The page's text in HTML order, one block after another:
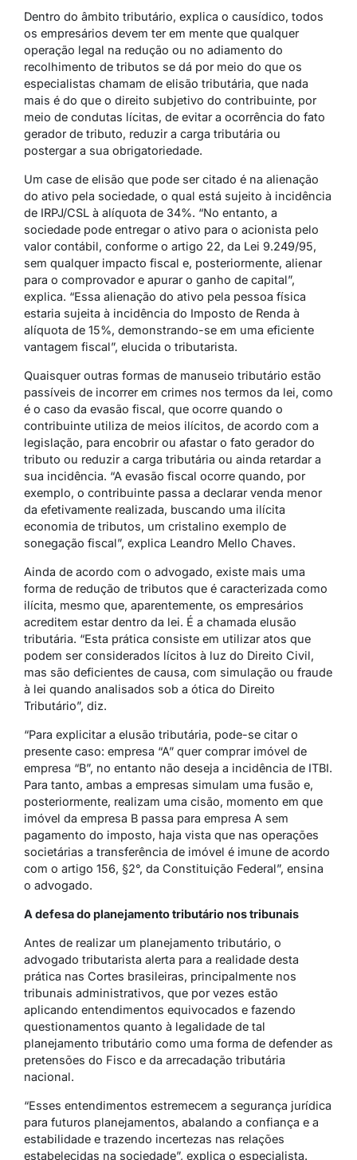
Dentro do âmbito tributário, explica o causídico, todos
os empresários devem ter em mente que qualquer
operação legal na redução ou no adiamento do
recolhimento de tributos se dá por meio do que os
especialistas chamam de elisão tributária, que nada
mais é do que o direito subjetivo do contribuinte, por
meio de condutas lícitas, de evitar a ocorrência do fato
gerador de tributo, reduzir a carga tributária ou
postergar a sua obrigatoriedade.
Um case de elisão que pode ser citado é na alienação
do ativo pela sociedade, o qual está sujeito à incidência
de IRPJ/CSL à alíquota de 34%. “No entanto, a
sociedade pode entregar o ativo para o acionista pelo
valor contábil, conforme o artigo 22, da Lei 9.249/95,
sem qualquer impacto fiscal e, posteriormente, alienar
para o comprovador e apurar o ganho de capital”,
explica. “Essa alienação do ativo pela pessoa física
estaria sujeita à incidência do Imposto de Renda à
alíquota de 15%, demonstrando-se em uma eficiente
vantagem fiscal”, elucida o tributarista.
Quaisquer outras formas de manuseio tributário estão
passíveis de incorrer em crimes nos termos da lei, como
é o caso da evasão fiscal, que ocorre quando o
contribuinte utiliza de meios ilícitos, de acordo com a
legislação, para encobrir ou afastar o fato gerador do
tributo ou reduzir a carga tributária ou ainda retardar a
sua incidência. “A evasão fiscal ocorre quando, por
exemplo, o contribuinte passa a declarar venda menor
da efetivamente realizada, buscando uma ilícita
economia de tributos, um cristalino exemplo de
sonegação fiscal”, explica Leandro Mello Chaves.
Ainda de acordo com o advogado, existe mais uma
forma de redução de tributos que é caracterizada como
ilícita, mesmo que, aparentemente, os empresários
acreditem estar dentro da lei. É a chamada elusão
tributária. “Esta prática consiste em utilizar atos que
podem ser considerados lícitos à luz do Direito Civil,
mas são deficientes de causa, com simulação ou fraude
à lei quando analisados sob a ótica do Direito
Tributário”, diz.
“Para explicitar a elusão tributária, pode-se citar o
presente caso: empresa “A” quer comprar imóvel de
empresa “B”, no entanto não deseja a incidência de ITBI.
Para tanto, ambas a empresas simulam uma fusão e,
posteriormente, realizam uma cisão, momento em que
imóvel da empresa B passa para empresa A sem
pagamento do imposto, haja vista que nas operações
societárias a transferência de imóvel é imune de acordo
com o artigo 156, §2°, da Constituição Federal”, ensina
o advogado.
A defesa do planejamento tributário nos tribunais
Antes de realizar um planejamento tributário, o
advogado tributarista alerta para a realidade desta
prática nas Cortes brasileiras, principalmente nos
tribunais administrativos, que por vezes estão
aplicando entendimentos equivocados e fazendo
questionamentos quanto à legalidade de tal
planejamento tributário como uma forma de defender as
pretensões do Fisco e da arrecadação tributária
nacional.
“Esses entendimentos estremecem a segurança jurídica
para futuros planejamentos, abalando a confiança e a
estabilidade e trazendo incertezas nas relações
estabelecidas na sociedade”, explica o especialista.